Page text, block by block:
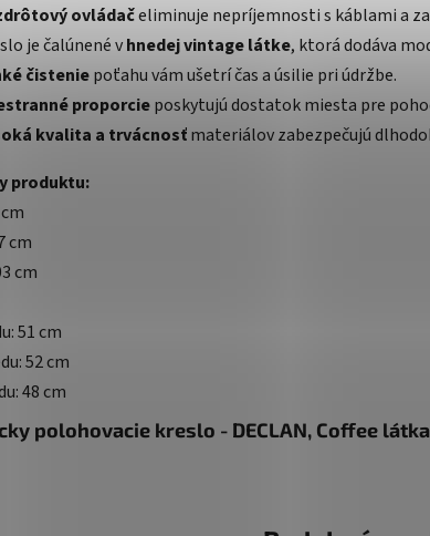
ovládačeliminuje nepríjemnosti s káblami a
je čalúnené vhnedej vintage látke, ktorá dodáva
čisteniepoťahu vám ušetrí čas a úsilie pri údržbe.
proporcieposkytujú dostatok miesta pre
kvalita a trvácnosťmateriálov zabezpečujú
produktu:
cm
cm
51 cm
52 cm
48 cm
polohovacie kreslo - DECLAN, Coffee